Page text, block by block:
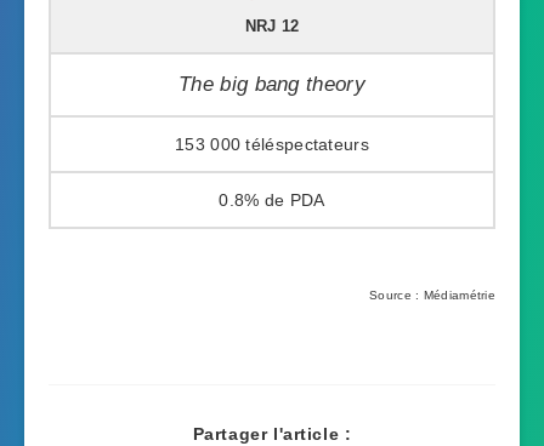
NRJ 12
The big bang theory
153 000
0.8%
Source : Médiamétrie
Partager l'article :